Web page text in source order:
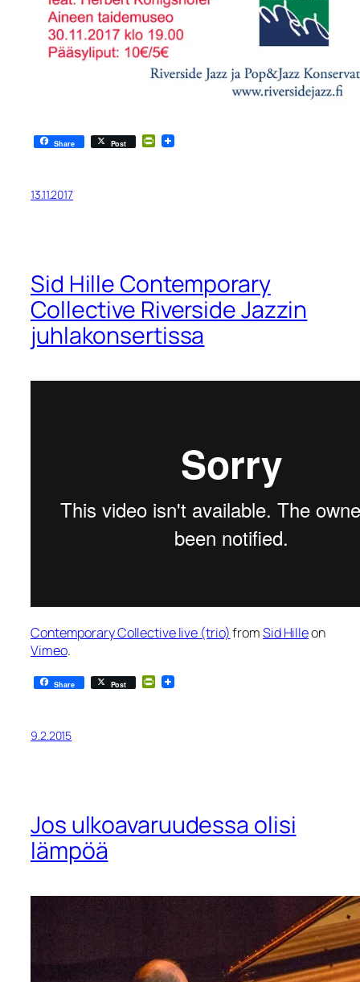
Share Post PrintFriendly
13.11.2017
Sid Hille Contemporary
Collective Riverside Jazzin
juhlakonsertissa
Contemporary Collective live (trio)fromSid Hilleon
Vimeo.
Share Post PrintFriendly
9.2.2015
Jos ulkoavaruudessa olisi
lämpöä